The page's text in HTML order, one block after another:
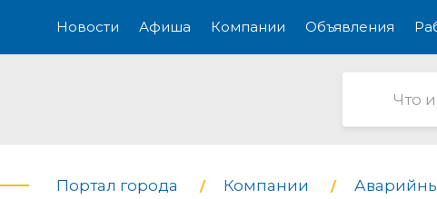
Новости Афиша Компании Объявления
Портал города Компании